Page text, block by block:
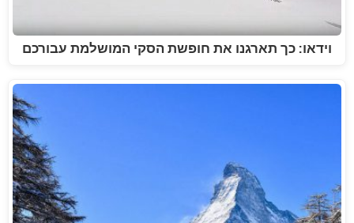
וידאו: כך תארגנו את חופשת הסקי המושלמת עבורכם